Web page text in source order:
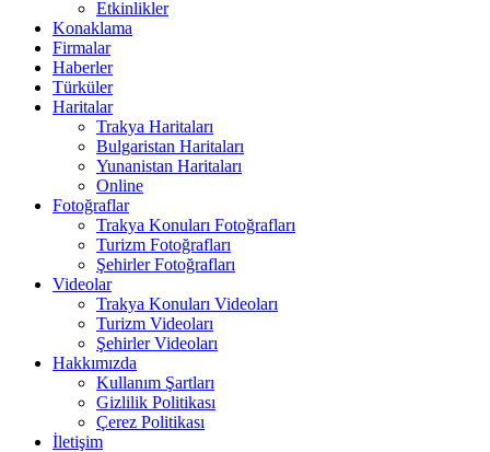
Etkinlikler
Konaklama
Firmalar
Haberler
Türküler
Haritalar
Trakya Haritaları
Bulgaristan Haritaları
Yunanistan Haritaları
Online
Fotoğraflar
Trakya Konuları Fotoğrafları
Turizm Fotoğrafları
Şehirler Fotoğrafları
Videolar
Trakya Konuları Videoları
Turizm Videoları
Şehirler Videoları
Hakkımızda
Kullanım Şartları
Gizlilik Politikası
Çerez Politikası
İletişim